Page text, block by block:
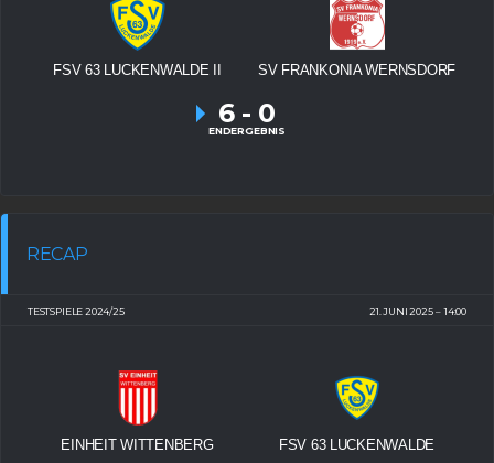
FSV 63 LUCKENWALDE II SV FRANKONIA WERNSDORF
6 - 0
ENDERGEBNIS
RECAP
TESTSPIELE 2024/25 21. JUNI 2025 14:00
EINHEIT WITTENBERG FSV 63 LUCKENWALDE